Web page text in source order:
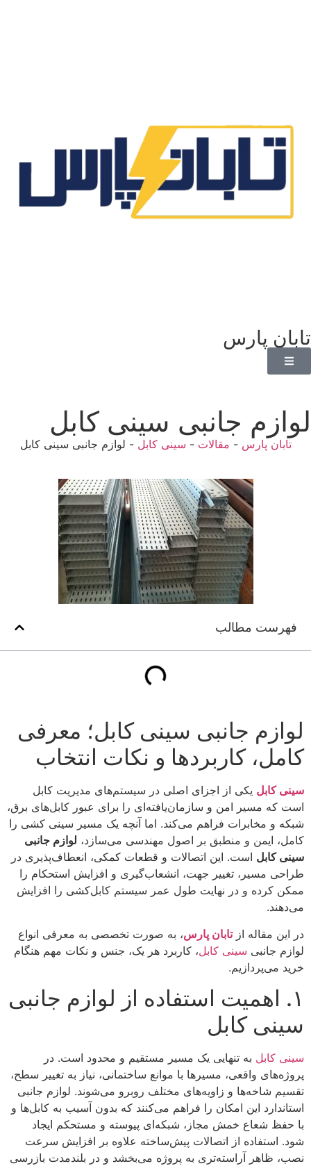
تابان پارس
لوازم جانبی سینی کابل
تابان پارس - مقالات - سینی کابل - لوازم جانبی سینی کابل
فهرست مطالب
لوازم جانبی سینی کابل؛ معرفی
کامل، کاربردها و نکات انتخاب
سینی کابل یکی از اجزای اصلی در سیستم‌های مدیریت کابل
است که مسیر امن و سازمان‌یافته‌ای را برای عبور کابل‌های برق،
شبکه و مخابرات فراهم می‌کند. اما آنچه یک مسیر سینی کشی را
کامل، ایمن و منطبق بر اصول مهندسی می‌سازد، لوازم جانبی
سینی کابل است. این اتصالات و قطعات کمکی، انعطاف‌پذیری در
طراحی مسیر، تغییر جهت، انشعاب‌گیری و افزایش استحکام را
ممکن کرده و در نهایت طول عمر سیستم کابل‌کشی را افزایش
می‌دهند.
در این مقاله ازتابان پارس، به صورت تخصصی به معرفی انواع
لوازم جانبی سینی کابل، کاربرد هر یک، جنس و نکات مهم هنگام
خرید می‌پردازیم.
۱. اهمیت استفاده از لوازم جانبی
سینی کابل
سینی کابل به تنهایی یک مسیر مستقیم و محدود است. در
پروژه‌های واقعی، مسیرها با موانع ساختمانی، نیاز به تغییر سطح،
تقسیم شاخه‌ها و زاویه‌های مختلف روبرو می‌شوند. لوازم جانبی
استاندارد این امکان را فراهم می‌کنند که بدون آسیب به کابل‌ها و
با حفظ شعاع خمش مجاز، شبکه‌ای پیوسته و مستحکم ایجاد
شود. استفاده از اتصالات پیش‌ساخته علاوه بر افزایش سرعت
نصب، ظاهر آراسته‌تری به پروژه می‌بخشد و در بلندمدت بازرسی